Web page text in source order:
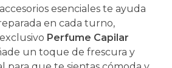
esenciales te ayuda
en cada turno,
Perfume Capilar
un toque de frescura y